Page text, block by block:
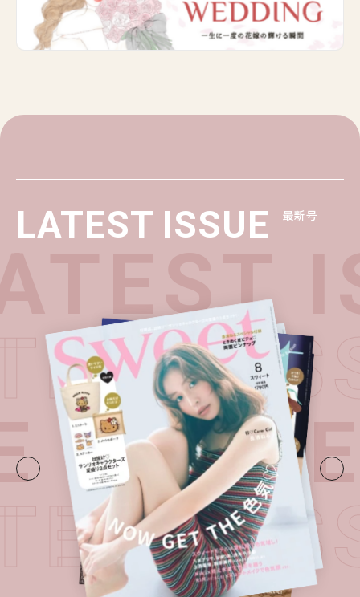
LATEST ISSUE 最新号